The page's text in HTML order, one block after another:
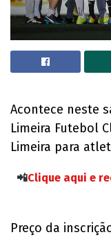
Acontece neste
Limeira Futebol
Limeira para
📲Clique aqui e
Preço da